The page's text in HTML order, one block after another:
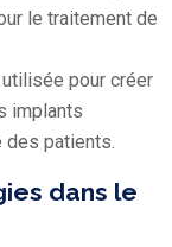
le traitement de
pour créer
implants
des patients.
dans le